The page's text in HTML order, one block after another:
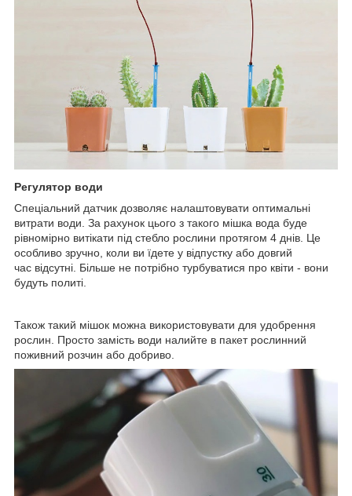
Регулятор води
Спеціальний датчик дозволяє налаштовувати оптимальні
витрати води. За рахунок цього з такого мішка вода буде
рівномірно витікати під стебло рослини протягом 4 днів. Це
особливо зручно, коли ви їдете у відпустку або довгий
час відсутні. Більше не потрібно турбуватися про квіти - вони
будуть политі.
Також такий мішок можна використовувати для удобрення
рослин. Просто замість води налийте в пакет рослинний
поживний розчин або добриво.